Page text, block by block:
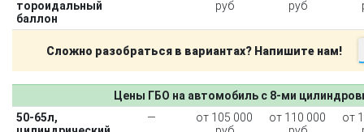
тороидальный
баллон
руб руб
Сложно разобраться в вариантах? Напишите нам!
Цены ГБО на автомобиль с 8-ми
50-65л,
—
от 105 000
от 110 000
от